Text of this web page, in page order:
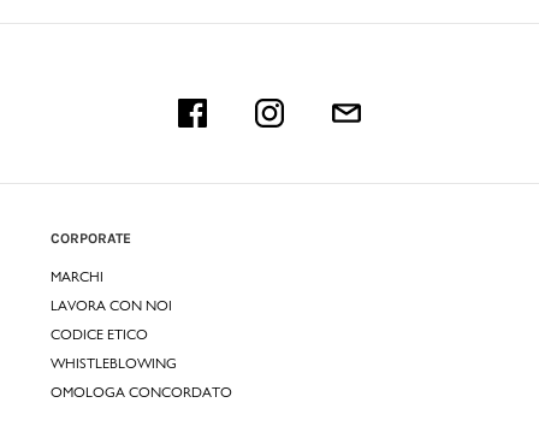
CORPORATE
MARCHI
LAVORA CON NOI
CODICE ETICO
WHISTLEBLOWING
OMOLOGA CONCORDATO